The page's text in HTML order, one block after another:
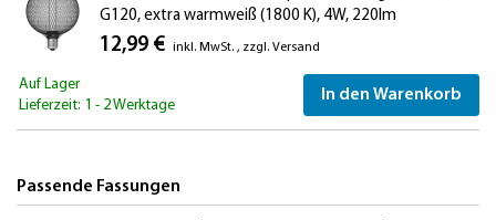
G120, extra warmweiß (1800 K), 4W, 220lm
12,99 € inkl. MwSt. , zzgl. Versand
Auf Lager
Lieferzeit: 1 - 2 Werktage
In den Warenkorb
Passende Fassungen